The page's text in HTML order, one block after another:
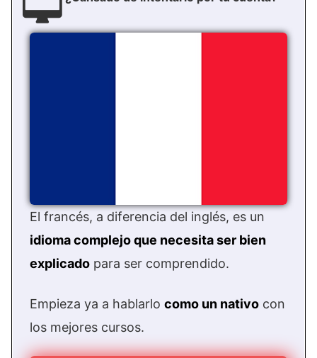
El francés, a diferencia del inglés, es un
idioma complejo que necesita ser bien
explicado para ser comprendido.
Empieza ya a hablarlo como un nativo con
los mejores cursos.